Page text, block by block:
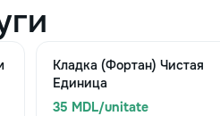
Кладка (Фортан) Чистая
Единица
35 MDL/unitate